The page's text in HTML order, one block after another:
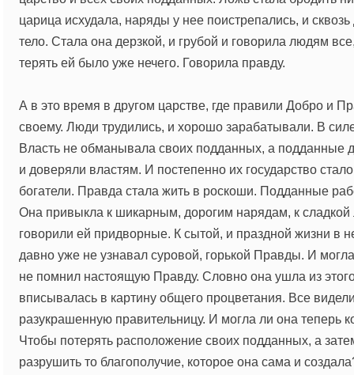
царица исхудала, наряды у нее поистрепались, и
тело. Стала она дерзкой, и грубой и говорила людям
терять ей было уже нечего. Говорила правду.
А в это время в другом царстве, где правили Добро и
своему. Люди трудились, и хорошо зарабатывали. В
Власть не обманывала своих подданных, а подданные
и доверяли властям. И постепенно их государство
богатели. Правда стала жить в роскоши. Подданные
Она привыкла к шикарным, дорогим нарядам, к сладкой
говорили ей придворные. К сытой, и праздной жизни в
давно уже не узнавал суровой, горькой Правды. И
не помнил настоящую Правду. Словно она ушла из
вписывалась в картину общего процветания. Все
разукрашенную правительницу. И могла ли она теперь
Чтобы потерять расположение своих подданных, а
разрушить то благополучие, которое она сама и